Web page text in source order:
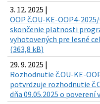
3. 12. 2025 |
OOP č.OU-KE-OOP4-
skončenie platnosti
vyhotovených pre lesné
(363,8 kB)
29. 9. 2025 |
Rozhodnutie č.OU-KE-
potvrdzuje rozhodnutie
dňa 09.05.2025 o poverení